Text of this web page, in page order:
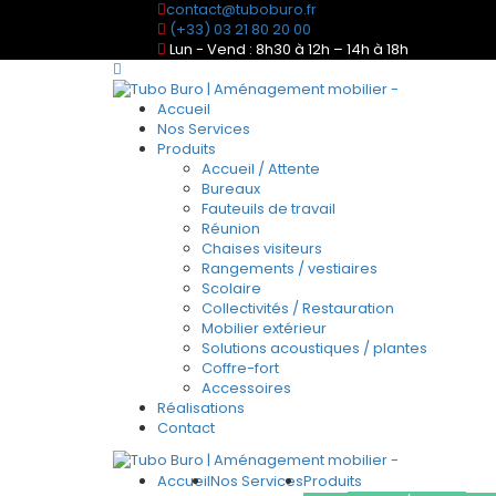
contact@tuboburo.fr
(+33) 03 21 80 20 00
Lun - Vend : 8h30 à 12h – 14h à 18h
Accueil
Nos Services
Produits
Accueil / Attente
Bureaux
Fauteuils de travail
Réunion
Chaises visiteurs
Rangements / vestiaires
Scolaire
Collectivités / Restauration
Mobilier extérieur
Solutions acoustiques / plantes
Coffre-fort
Accessoires
Réalisations
Contact
AccueilNos ServicesProduits